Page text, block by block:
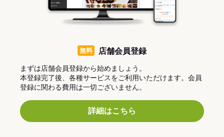
無料 店舗会員登録
まずは店舗会員登録から始めましょう。
本登録完了後、各種サービスをご利用いただけます。会員
登録に関わる費用は一切ございません。
詳細はこちら